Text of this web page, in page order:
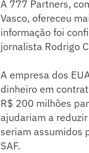
A 777 Partners,
Vasco, ofereceu
informação foi
jornalista Rodrigo
A empresa dos
dinheiro em
R$ 200 milhões
ajudariam a
seriam assumidos
SAF.